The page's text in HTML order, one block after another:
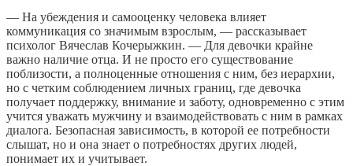
— На убеждения и самооценку человека влияет
коммуникация со значимым взрослым, — рассказывает
психолог Вячеслав Кочерыжкин. — Для девочки крайне
важно наличие отца. И не просто его существование
поблизости, а полноценные отношения с ним, без иерархии,
но с четким соблюдением личных границ, где девочка
получает поддержку, внимание и заботу, одновременно с этим
учится уважать мужчину и взаимодействовать с ним в рамках
диалога. Безопасная зависимость, в которой ее потребности
слышат, но и она знает о потребностях других людей,
понимает их и учитывает.